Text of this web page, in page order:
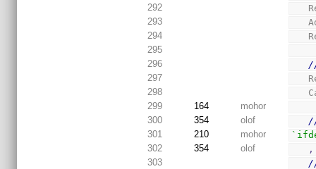
292
293
294
295
296
297
298
299
164
mohor
300
354 olof
301
210 mohor
302
354 olof
,
303